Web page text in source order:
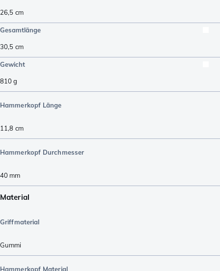
26,5 cm
Gesamtlänge
30,5 cm
Gewicht
810g
Hammerkopf Länge
11,8 cm
Hammerkopf Durchmesser
40 mm
Material
Griffmaterial
Gummi
Hammerkopf Material